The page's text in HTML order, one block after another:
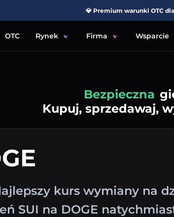
💎 Premium warunki OTC
OTC Rynek Firma Wsparcie
Prosta
Kupuj, sprzedawaj,
kurs wymiany na
SUI na DOGE